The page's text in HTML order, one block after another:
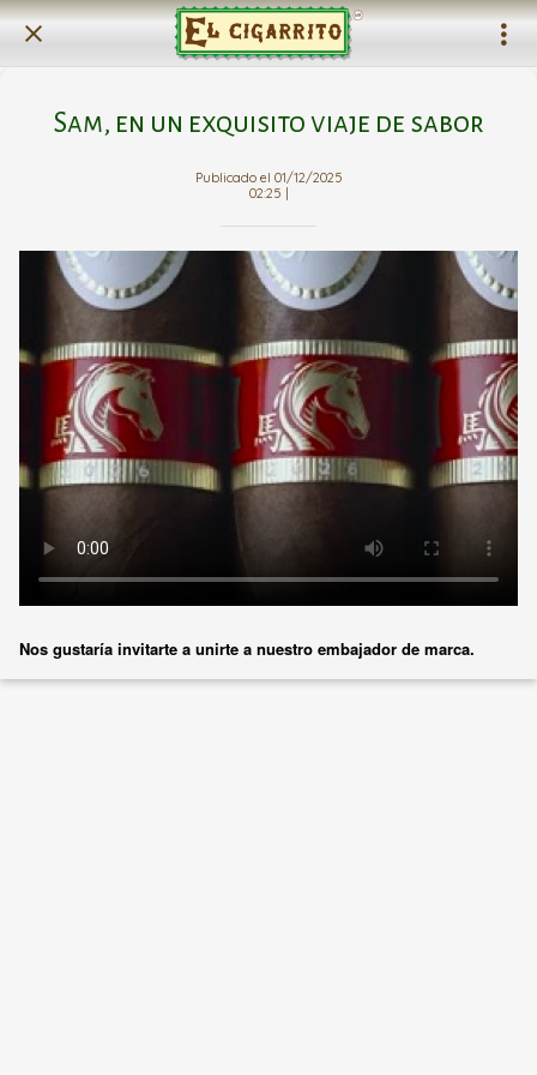
Sam, en un exquisito viaje de sabor
Publicado el 01/12/2025
02:25 |
Nos gustaría invitarte a unirte a nuestro embajador de marca.